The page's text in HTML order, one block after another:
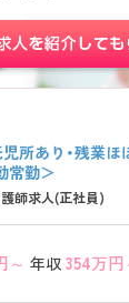
所あり・残業ほ
常勤＞
師求人(正社員)
～ 年収 354万円